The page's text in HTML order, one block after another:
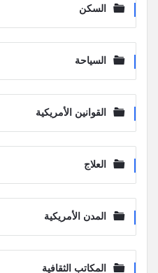
السكن
السياحة
القوانين الأمريكية
العلاج
المدن الأمريكية
المكاتب الثقافية